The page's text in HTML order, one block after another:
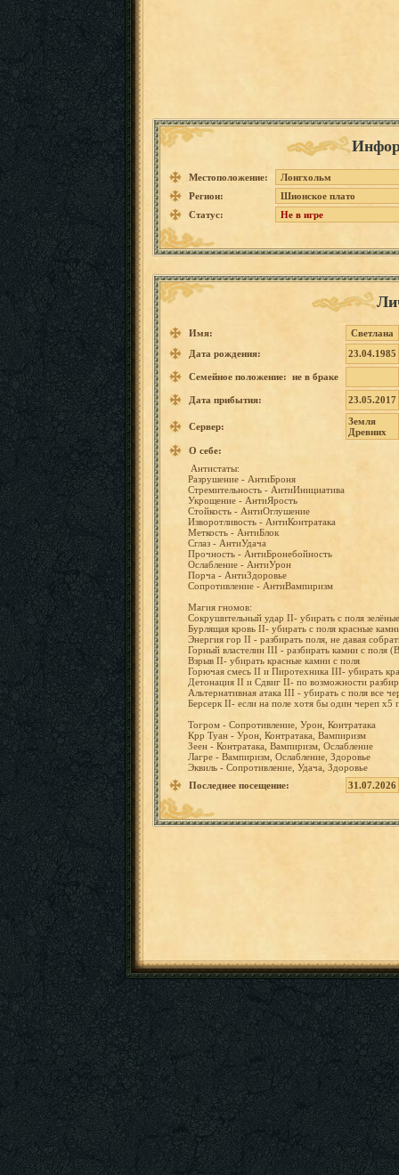
Местоположение:
Лонгхольм
Регион:
Шионское плато
Статус:
Не в игре
Имя:
Светлана
Дата рождения:
23.04.1985
Семейное положение: не в браке
Дата прибытия: 23.05.2017
Сервер:
Земля
Древних
О себе:
Антистаты:
Разрушение - АнтиБроня
Стремительность - АнтиИнициатива
Укрощение - АнтиЯрость
Стойкость - АнтиОглушение
Изворотливость - АнтиКонтратака
Меткость - АнтиБлок
Сглаз - АнтиУдача
Прочность - АнтиБронебойность
Ослабление - АнтиУрон
Порча - АнтиЗдоровье
Сопротивление - АнтиВампиризм
Магия гномов:
Сокрушительный удар II- убирать с поля
Бурлящая кровь II- убирать с поля красные
Энергия гор II - разбирать поля, не давая
Горный властелин III - разбирать камни с поля
Взрыв II- убирать красные камни с поля
Горючая смесь II и Пиротехника III- убирать
Детонация II и Сдвиг II- по возможности
Альтернативная атака III - убирать с поля все
Берсерк II- если на поле хотя бы один череп x5
Тогром - Сопротивление, Урон, Контратака
Крр Туан - Урон, Контратака, Вампиризм
Зеен - Контратака, Вампиризм, Ослабление
Лагре - Вампиризм, Ослабление, Здоровье
Эквиль - Сопротивление, Удача, Здоровье
Последнее посещение:
31.07.2026